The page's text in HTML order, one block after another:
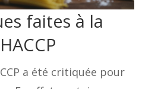
faites à la
a été critiquée pour